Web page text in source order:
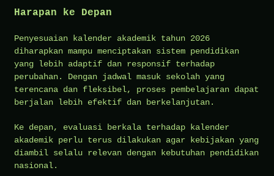
Harapan ke Depan
Penyesuaian kalender akademik tahun 2026
diharapkan mampu menciptakan sistem pendidikan
yang lebih adaptif dan responsif terhadap
perubahan. Dengan jadwal masuk sekolah yang
terencana dan fleksibel, proses pembelajaran dapat
berjalan lebih efektif dan berkelanjutan.
Ke depan, evaluasi berkala terhadap kalender
akademik perlu terus dilakukan agar kebijakan yang
diambil selalu relevan dengan kebutuhan pendidikan
nasional.